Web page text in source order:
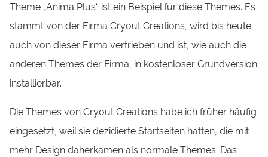
Theme „Anima Plus“ ist ein Beispiel für diese Themes. Es
stammt von der Firma Cryout Creations, wird bis heute
auch von dieser Firma vertrieben und ist, wie auch die
anderen Themes der Firma, in kostenloser Grundversion
installierbar.
Die Themes von Cryout Creations habe ich früher häufig
eingesetzt, weil sie dezidierte Startseiten hatten, die mit
mehr Design daherkamen als normale Themes. Das